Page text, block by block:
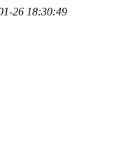
26 18:30:49